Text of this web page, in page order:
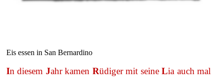
Eis essen in San Bernardino
In diesem Jahr kamen Rüdiger mit seineLia auch mal